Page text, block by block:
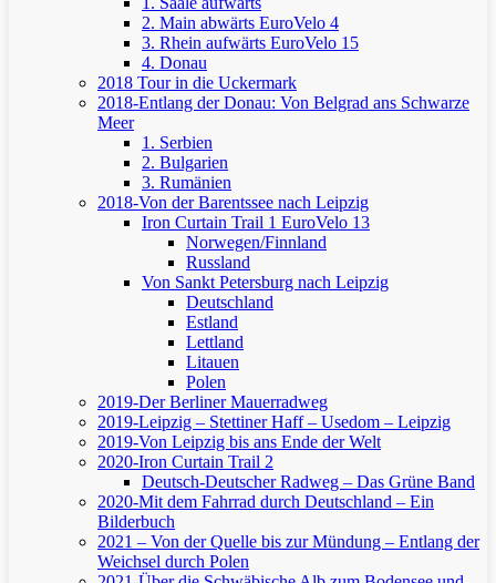
2. Main abwärts EuroVelo 4
3. Rhein aufwärts EuroVelo 15
4. Donau
2018 Tour in die Uckermark
2018-Entlang der Donau: Von Belgrad ans Schwarze
Meer
1. Serbien
2. Bulgarien
3. Rumänien
2018-Von der Barentssee nach Leipzig
Iron Curtain Trail 1 EuroVelo 13
Norwegen/Finnland
Russland
Von Sankt Petersburg nach Leipzig
Deutschland
Estland
Lettland
Litauen
Polen
2019-Der Berliner Mauerradweg
2019-Leipzig – Stettiner Haff – Usedom – Leipzig
2019-Von Leipzig bis ans Ende der Welt
2020-Iron Curtain Trail 2
Deutsch-Deutscher Radweg – Das Grüne Band
2020-Mit dem Fahrrad durch Deutschland – Ein
Bilderbuch
2021 – Von der Quelle bis zur Mündung – Entlang der
Weichsel durch Polen